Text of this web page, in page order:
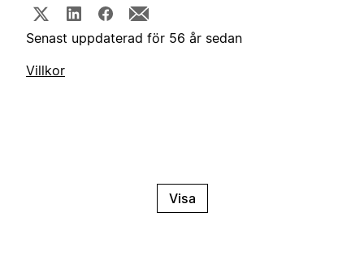
Senast uppdaterad för 56 år sedan
Villkor
Visa